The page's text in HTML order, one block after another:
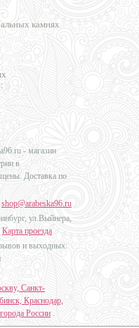
камнях
- магазин
в
Доставка по
shop@arabeska96.ru
ул.Выйнера,
Карта проезда
и выходных:
Санкт-
Краснодар,
России .